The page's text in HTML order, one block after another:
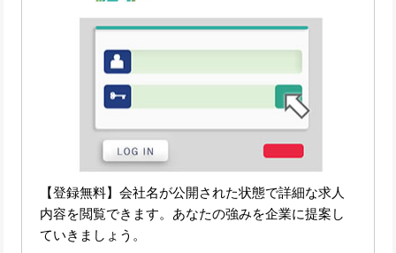
【登録無料】会社名が公開された状態で詳細な求人
内容を閲覧できます。あなたの強みを企業に提案し
ていきましょう。